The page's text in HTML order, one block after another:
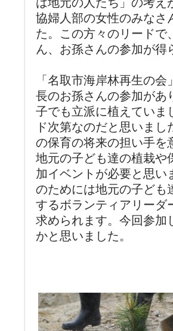
協婦人部の女性のみなさ
た。この方々のリードで
ん、お孫さんの参加が得
「名取市海岸林再生の会
長のお孫さんの参加があ
子でも立派に植えていま
ド次第なのだと思いまし
の保育の将来の担い手を
地元の子ども達の植栽や
加イベントが必要と思い
のためには地元の子ども
するボランティアリーダ
求められます。今回参加
かと思いました。